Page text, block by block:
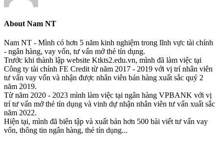
About Nam NT
Nam NT - Mình có hơn 5 năm kinh nghiệm trong lĩnh vực tài chính
- ngân hàng, vay vốn, tư vấn mở thẻ tín dụng.
Trước khi thành lập website Ktkts2.edu.vn, mình đã làm việc tại
Công ty tài chính FE Credit từ năm 2017 - 2019 với vị trí nhân viên
tư vấn vay vốn và nhận được nhân viên bán hàng xuất sắc quý 2
năm 2019.
Từ năm 2020 - 2023 mình làm việc tại ngân hàng VPBANK với vị
trí tư vấn mở thẻ tín dụng và vinh dự nhận nhân viên tư vấn xuất sắc
năm 2022.
Hiện tại, mình đã biên tập và xuất bản hơn 500 bài viết tư vấn vay
vốn, thông tin ngân hàng, thẻ tín dụng...